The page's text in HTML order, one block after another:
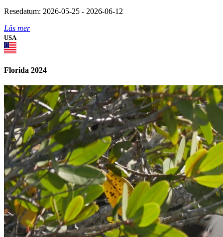
Resedatum: 2026-05-25 - 2026-06-12
Läs mer
USA
Florida 2024